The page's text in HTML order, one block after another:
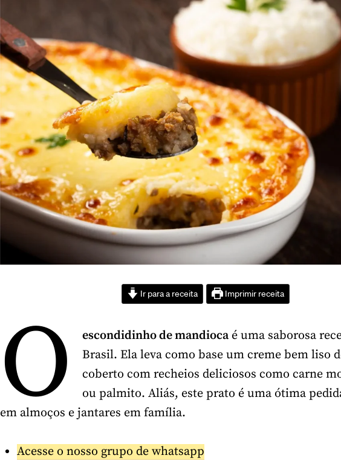
Ir para a receita Imprimir receita
O escondidinho de mandiocaé uma saborosa
Brasil. Ela leva como base um creme bem liso
coberto com recheios deliciosos como carne
ou palmito. Aliás, este prato é uma ótima
em almoços e jantares em família.
Acesse o nosso grupo de whatsapp